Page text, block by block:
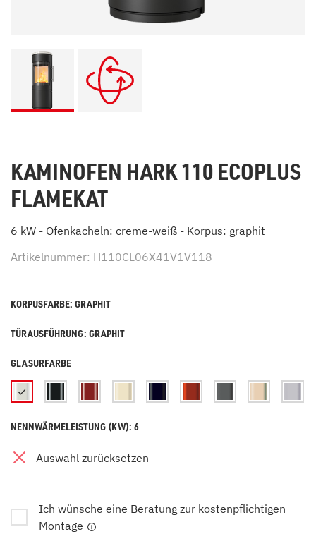
KAMINOFEN HARK 110 ECOPLUS
FLAMEKAT
6 kW - Ofenkacheln: creme-weiß - Korpus: graphit
Artikelnummer: H110CL06X41V1V118
KORPUSFARBE: GRAPHIT
TÜRAUSFÜHRUNG: GRAPHIT
GLASURFARBE
NENNWÄRMELEISTUNG (KW): 6
Auswahl zurücksetzen
Ich wünsche eine Beratung zur kostenpflichtigen
Montage